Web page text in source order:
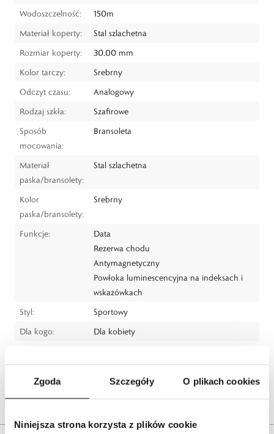
Zgoda Szczegóły O plikach cookies
Niniejsza strona korzysta z plików cookie
Wodoszczelność:
150m
Materiał koperty:
Stal szlachetna
Rozmiar koperty:
30,00 mm
Kolor tarczy:
Srebrny
Odczyt czasu:
Analogowy
Rodzaj szkła:
Szafirowe
Sposób
mocowania:
Bransoleta
Materiał
paska/bransolety:
Stal szlachetna
Kolor
paska/bransolety:
Srebrny
Funkcje:
Data
Rezerwa chodu
Antymagnetyczny
Powłoka luminescencyjna na indeksach i
wskazówkach
Styl:
Sportowy
Dla kogo:
Dla kobiety
ul. Pilotów 10, 31-462 Kraków
e-mail:gspr@wkruk.pl
Bezpieczeństwo:
Informacje o bezpieczeństwie